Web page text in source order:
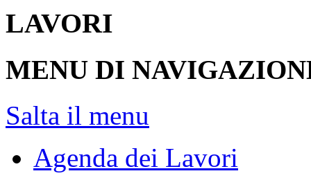
LAVORI
MENU DI
Salta il menu
Agenda dei Lavori